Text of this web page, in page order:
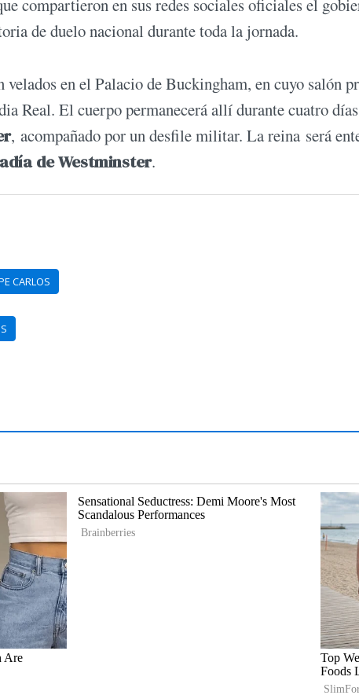
compartieron en sus redes sociales oficiales el
de duelo nacional durante toda la jornada.
velados en el Palacio de Buckingham, en cuyo salón
Real. El cuerpo permanecerá allí durante cuatro
, acompañado por un desfile militar. La reina será
de Westminster.
CARLOS